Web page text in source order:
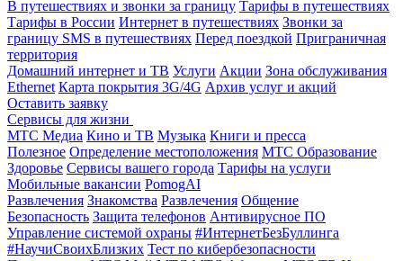
В путешествиях и звонки за границу Тарифы в путешествиях
Тарифы в России Интернет в путешествиях Звонки за
границу SMS в путешествиях Перед поездкой Приграничная
территория
Домашний интернет и ТВ Услуги Акции Зона обслуживания
Ethernet Карта покрытия 3G/4G Архив услуг и акций
Оставить заявку
Сервисы для жизни
МТС Медиа Кино и ТВ Музыка Книги и пресса
Полезное Определение местоположения МТС Образование
Здоровье Сервисы вашего города Тарифы на услуги
Мобильные вакансии PomogAI
Развлечения Знакомства Развлечения Общение
Безопасность Защита телефонов Антивирусное ПО
Управление системой охраны #ИнтернетБезБуллинга
#НаучиСвоихБлизких Тест по кибербезопасности